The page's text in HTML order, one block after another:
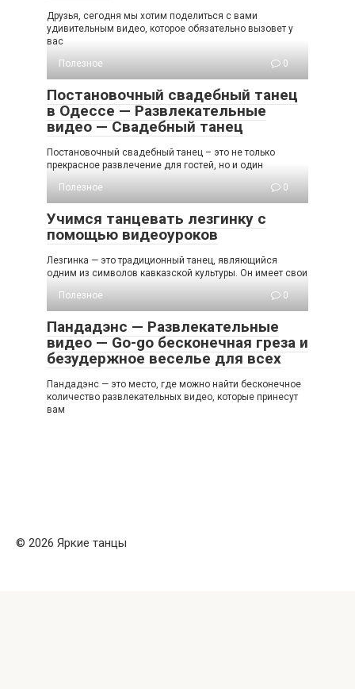
Друзья, сегодня мы хотим поделиться с вами
удивительным видео, которое обязательно вызовет у
вас
Полезное
0
Постановочный свадебный танец
в Одессе — Развлекательные
видео — Свадебный танец
Постановочный свадебный танец – это не только
прекрасное развлечение для гостей, но и один
Полезное
0
Учимся танцевать лезгинку с
помощью видеоуроков
Лезгинка — это традиционный танец, являющийся
одним из символов кавказской культуры. Он имеет свои
Полезное
0
Пандадэнс — Развлекательные
видео — Go-go бесконечная греза и
безудержное веселье для всех
Пандадэнс — это место, где можно найти бесконечное
количество развлекательных видео, которые принесут
вам
© 2026 Яркие танцы